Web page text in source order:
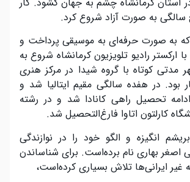
سالگی به صورت آزاد شروع کرد.
که به صورت حرفه‌ای به موسیقی پرداخت و
ارکستر رادیو تلویزیون کرمانشاه شروع به
مدتی کوتاه با گروه شیدا در مرکز هنری
در هفده سالگی مقیم ایتالیا شد و
تحصیل راهی کانادا شد و در رشته
کارلتون اتاوا فارغ‌التحصیل شد.
انگیزه و الگو خود را در نوازندگی
اصغر بهاری نام برده‌است. برای شناساندن
غیر ایرانی‌ها تلاش بسیاری کرده‌است،